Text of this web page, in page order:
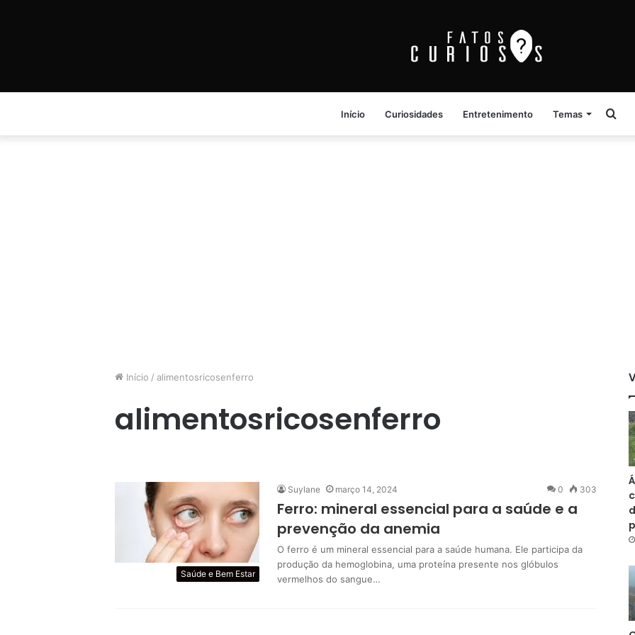
Início Curiosidades Entretenimento Temas
Início / alimentosricosenferro
alimentosricosenferro
Saúde e Bem Estar
Suylane março 14, 2024 0 303
Ferro: mineral essencial para a saúde e a
prevenção da anemia
O ferro é um mineral essencial para a saúde humana. Ele participa da
produção da hemoglobina, uma proteína presente nos glóbulos
vermelhos do sangue…